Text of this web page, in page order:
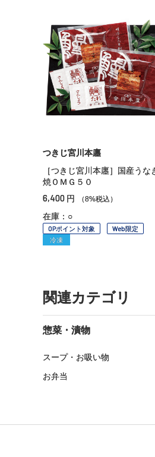
つきじ宮川本廛
［つきじ宮川本廛］国産うな
焼ＯＭＧ５０
6,400 円 （8%税込）
在庫：○
OPポイント対象
Web限定
冷凍
関連カテゴリ
惣菜・漬物
スープ・お吸い物
お弁当